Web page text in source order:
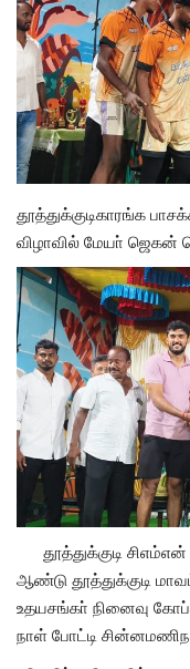
அரசியல்
தூத்துக்குடிகாரங்க
விழாவில் மேயா் ஜெகன்
தூத்துக்குடி
ஆண்டு தூத்துக்குடி
உதயசங்கா் நினைவு
நாள் போட்டி